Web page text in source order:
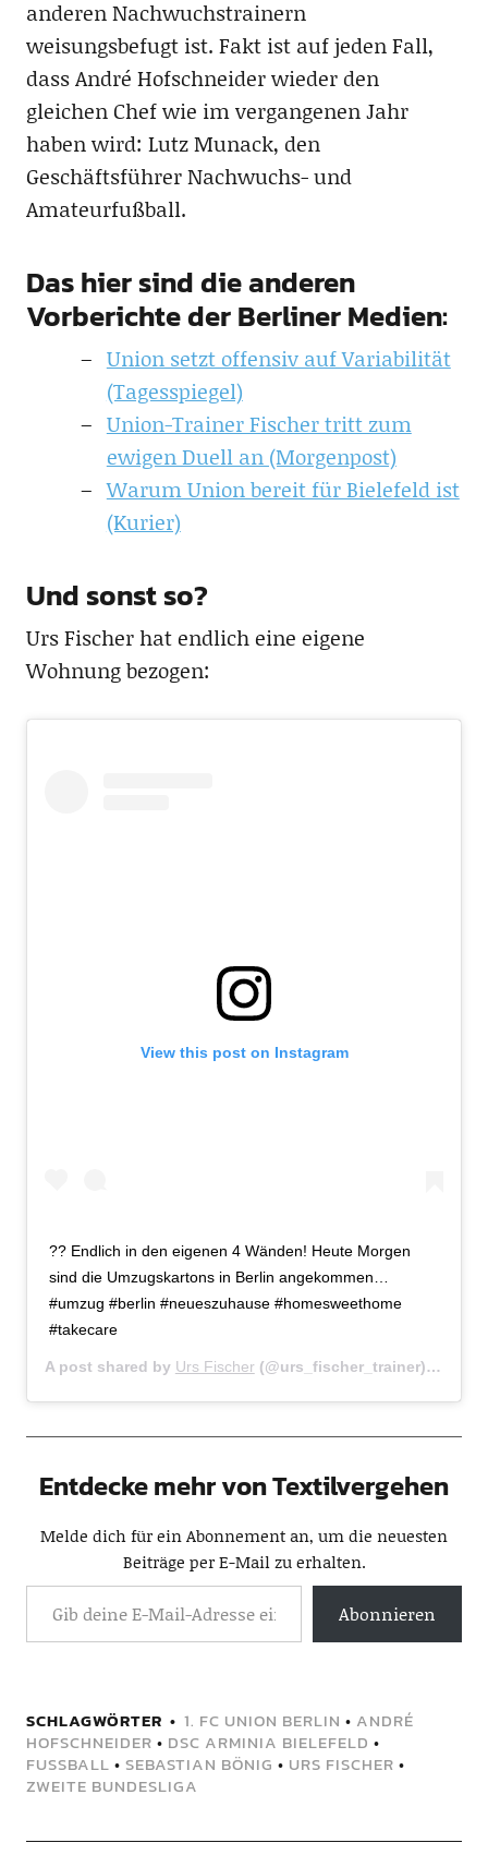
anderen Nachwuchstrainern
weisungsbefugt ist. Fakt ist auf jeden Fall,
dass André Hofschneider wieder den
gleichen Chef wie im vergangenen Jahr
haben wird: Lutz Munack, den
Geschäftsführer Nachwuchs- und
Amateurfußball.
Das hier sind die anderen
Vorberichte der Berliner Medien:
Union setzt offensiv auf Variabilität
(Tagesspiegel)
Union-Trainer Fischer tritt zum
ewigen Duell an (Morgenpost)
Warum Union bereit für Bielefeld ist
(Kurier)
Und sonst so?
Urs Fischer hat endlich eine eigene
Wohnung bezogen:
View this post on Instagram
?? Endlich in den eigenen 4 Wänden! Heute Morgen
sind die Umzugskartons in Berlin angekommen…
#umzug #berlin #neueszuhause #homesweethome
#takecare
A post shared by Urs Fischer (@urs_fischer_trainer) on
Entdecke mehr von Textilvergehen
Melde dich für ein Abonnement an, um die neuesten
Beiträge per E-Mail zu erhalten.
Abonnieren
SCHLAGWÖRTER 1. FC UNION BERLIN • ANDRÉ
HOFSCHNEIDER • DSC ARMINIA BIELEFELD •
FUSSBALL
• SEBASTIAN BÖNIG • URS FISCHER •
ZWEITE BUNDESLIGA